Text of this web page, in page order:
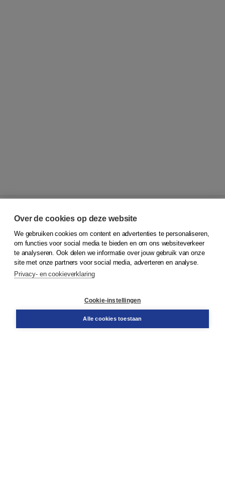
© 2026Koninklijke Boom uitgevers
Klantenservice
Service & informatie
Contact
Over de cookies op deze website
We gebruiken cookies om content en advertenties te personaliseren,
om functies voor social media te bieden en om ons websiteverkeer
te analyseren. Ook delen we informatie over jouw gebruik van onze
site met onze partners voor social media, adverteren en analyse.
Privacy- en cookieverklaring
Cookie-instellingen
Alle cookies toestaan